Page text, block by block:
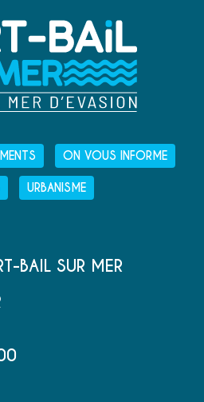
ON VOUS INFORME
URBANISME
BAIL SUR MER